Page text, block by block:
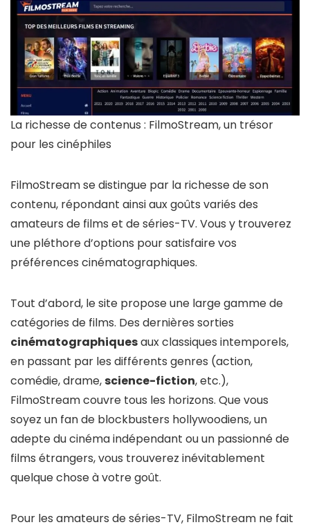
La richesse de contenus : FilmoStream, un trésor
pour les cinéphiles
FilmoStream se distingue par la richesse de son
contenu, répondant ainsi aux goûts variés des
amateurs de films et de séries-TV. Vous y trouverez
une pléthore d’options pour satisfaire vos
préférences cinématographiques.
Tout d’abord, le site propose une large gamme de
catégories de films. Des dernières sorties
cinématographiquesaux classiques intemporels,
en passant par les différents genres (action,
comédie, drame,science-fiction, etc.),
FilmoStream couvre tous les horizons. Que vous
soyez un fan de blockbusters hollywoodiens, un
adepte du cinéma indépendant ou un passionné de
films étrangers, vous trouverez inévitablement
quelque chose à votre goût.
Pour les amateurs de séries-TV, FilmoStream ne fait